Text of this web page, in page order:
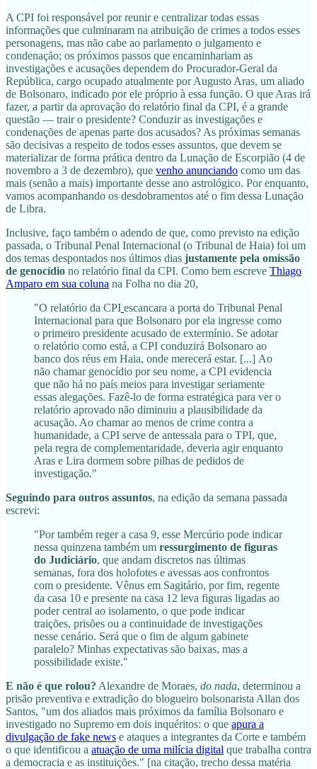
A CPI foi responsável por reunir e centralizar todas essas
informações que culminaram na atribuição de crimes a todos esses
personagens, mas não cabe ao parlamento o julgamento e
condenação; os próximos passos que encaminhariam as
investigações e acusações dependem do Procurador-Geral da
República, cargo ocupado atualmente por Augusto Aras, um aliado
de Bolsonaro, indicado por ele próprio à essa função. O que Aras irá
fazer, a partir da aprovação do relatório final da CPI, é a grande
questão — trair o presidente? Conduzir as investigações e
condenações de apenas parte dos acusados? As próximas semanas
são decisivas a respeito de todos esses assuntos, que devem se
materializar de forma prática dentro da Lunação de Escorpião (4 de
novembro a 3 de dezembro), que venho anunciando como um das
mais (senão a mais) importante desse ano astrológico. Por enquanto,
vamos acompanhando os desdobramentos até o fim dessa Lunação
de Libra.
Inclusive, faço também o adendo de que, como previsto na edição
passada, o Tribunal Penal Internacional (o Tribunal de Haia) foi um
dos temas despontados nos últimos dias justamente pela omissão
de genocídio no relatório final da CPI. Como bem escreve Thiago
Amparo em sua coluna na Folha no dia 20,
"O relatório da CPI escancara a porta do Tribunal Penal
Internacional para que Bolsonaro por ela ingresse como
o primeiro presidente acusado de extermínio. Se adotar
o relatório como está, a CPI conduzirá Bolsonaro ao
banco dos réus em Haia, onde merecerá estar. [...] Ao
não chamar genocídio por seu nome, a CPI evidencia
que não há no país meios para investigar seriamente
essas alegações. Fazê-lo de forma estratégica para ver o
relatório aprovado não diminuiu a plausibilidade da
acusação. Ao chamar ao menos de crime contra a
humanidade, a CPI serve de antessala para o TPI, que,
pela regra de complementaridade, deveria agir enquanto
Aras e Lira dormem sobre pilhas de pedidos de
investigação."
Seguindo para outros assuntos, na edição da semana passada
escrevi:
"Por também reger a casa 9, esse Mercúrio pode indicar
nessa quinzena também um ressurgimento de figuras
do Judiciário, que andam discretos nas últimas
semanas, fora dos holofotes e avessas aos confrontos
com o presidente. Vênus em Sagitário, por fim, regente
da casa 10 e presente na casa 12 leva figuras ligadas ao
poder central ao isolamento, o que pode indicar
traições, prisões ou a continuidade de investigações
nesse cenário. Será que o fim de algum gabinete
paralelo? Minhas expectativas são baixas, mas a
possibilidade existe."
E não é que rolou? Alexandre de Moraes, do nada, determinou a
prisão preventiva e extradição do blogueiro bolsonarista Allan dos
Santos, "um dos aliados mais próximos da família Bolsonaro e
investigado no Supremo em dois inquéritos: o que apura a
divulgação de fake news e ataques a integrantes da Corte e também
o que identificou a atuação de uma milícia digital que trabalha contra
a democracia e as instituições." [na citação, trecho dessa matéria